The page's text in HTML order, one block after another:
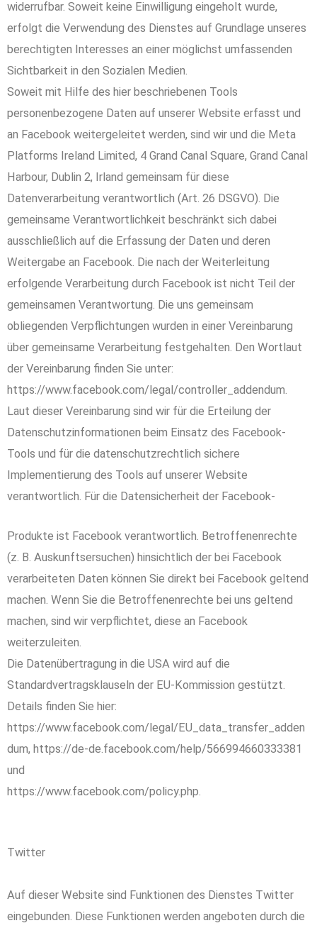
widerrufbar. Soweit keine Einwilligung eingeholt wurde,
erfolgt die Verwendung des Dienstes auf Grundlage unseres
berechtigten Interesses an einer möglichst umfassenden
Sichtbarkeit in den Sozialen Medien.
Soweit mit Hilfe des hier beschriebenen Tools
personenbezogene Daten auf unserer Website erfasst und
an Facebook weitergeleitet werden, sind wir und die Meta
Platforms Ireland Limited, 4 Grand Canal Square, Grand Canal
Harbour, Dublin 2, Irland gemeinsam für diese
Datenverarbeitung verantwortlich (Art. 26 DSGVO). Die
gemeinsame Verantwortlichkeit beschränkt sich dabei
ausschließlich auf die Erfassung der Daten und deren
Weitergabe an Facebook. Die nach der Weiterleitung
erfolgende Verarbeitung durch Facebook ist nicht Teil der
gemeinsamen Verantwortung. Die uns gemeinsam
obliegenden Verpflichtungen wurden in einer Vereinbarung
über gemeinsame Verarbeitung festgehalten. Den Wortlaut
der Vereinbarung finden Sie unter:
https://www.facebook.com/legal/controller_addendum.
Laut dieser Vereinbarung sind wir für die Erteilung der
Datenschutzinformationen beim Einsatz des Facebook-
Tools und für die datenschutzrechtlich sichere
Implementierung des Tools auf unserer Website
verantwortlich. Für die Datensicherheit der Facebook-
Produkte ist Facebook verantwortlich. Betroffenenrechte
(z. B. Auskunftsersuchen) hinsichtlich der bei Facebook
verarbeiteten Daten können Sie direkt bei Facebook geltend
machen. Wenn Sie die Betroffenenrechte bei uns geltend
machen, sind wir verpflichtet, diese an Facebook
weiterzuleiten.
Die Datenübertragung in die USA wird auf die
Standardvertragsklauseln der EU-Kommission gestützt.
Details finden Sie hier:
https://www.facebook.com/legal/EU_data_transfer_adden
dum, https://de-de.facebook.com/help/566994660333381
und
https://www.facebook.com/policy.php.
Twitter
Auf dieser Website sind Funktionen des Dienstes Twitter
eingebunden. Diese Funktionen werden angeboten durch die